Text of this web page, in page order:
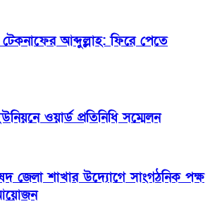
আব্দুল্লাহ: ফিরে পেতে
ওয়ার্ড প্রতিনিধি সম্মেলন
জেলা শাখার উদ্যোগে সাংগঠনিক পক্ষ